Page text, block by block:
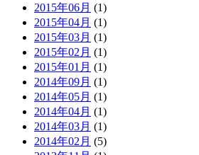
2015年06月 (1)
2015年04月 (1)
2015年03月 (1)
2015年02月 (1)
2015年01月 (1)
2014年09月 (1)
2014年05月 (1)
2014年04月 (1)
2014年03月 (1)
2014年02月 (5)